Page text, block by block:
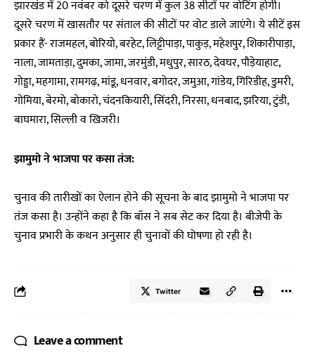
झारखंड में 20 नवंबर को दूसरे चरण में कुल 38 सीटों पर वोटिंग होगी।
दूसरे चरण में खासतौर पर संताल की सीटों पर वोट डाले जाएंगे। ये सीटें इस
प्रकार हैं- राजमहल, बोरियो, बरहेट, लिट्टीपाड़ा, पाकुड़, महेशपुर, शिकारीपाड़ा,
नाला, जामताड़ा, दुमका, जामा, जरमुंडी, मधुपुर, सारठ, देवघर, पौड़ेयाहाट,
गोड्डा, महगामा, रामगढ़, मांडू, धनवार, बगोदर, जमुआ, गांडेय, गिरिडीह, डुमरी,
गोमिया, बेरमो, बोकारो, चंदनकियारी, सिंदरी, निरसा, धनबाद, झरिया, टुंडी,
बाघमारा, सिल्ली व खिजरी।
झामुमो ने भाजपा पर कसा तंज:
चुनाव की तारीखों का ऐलान होने की सूचना के बाद झामुमो ने भाजपा पर
तंज कसा है। उन्होंने कहा है कि बॉस ने सब सेट कर दिया है। बीजेपी के
चुनाव प्रभारी के कथन अनुसार ही चुनावों की घोषणा हो रही है।
Twitter
Leave a comment